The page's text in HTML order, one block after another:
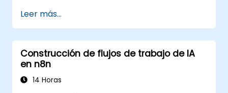
Construir chatbots y asistentes virtuales
personalizados para varios casos de uso.
Realizar análisis y procesamiento
avanzado de datos con agentes de IA.
Leer más...
Construcción de flujos de trabajo de IA
en n8n
14 Horas